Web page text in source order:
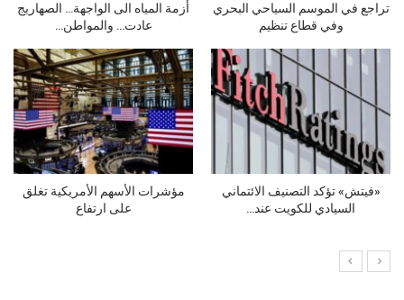
شو ناطرين؟
الاستثمار إلى…